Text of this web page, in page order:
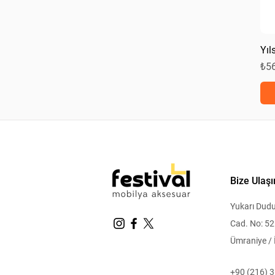
Bize
Yukarı
Cad. No:
Ümraniye /
+90 (216)